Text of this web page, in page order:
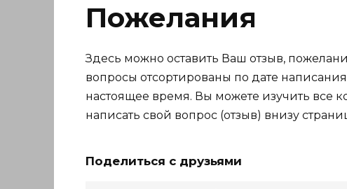
Пожелания
Здесь можно оставить Ваш отзыв,
вопросы отсортированы по дате
настоящее время. Вы можете изучить все
написать свой вопрос (отзыв) внизу
Поделиться с друзьями